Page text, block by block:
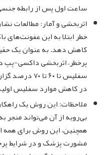
ساعت اول پس از رابطه
اثربخشی و آمار: مطالعات
خطر ابتلا به این عفونت‌های
کاهش دهد. به عنوان یک
پرخطر، اثربخشی داکسی-پپ
سفلیس تا ۶۰
در کاهش موارد سفلیس
ملاحظات: این روش یک
بی‌رویه از آن می‌تواند منجر
همچنین، این روش برای همه
مشورت پزشک و در شرایط